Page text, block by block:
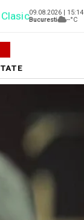
09.08.2026 | 15:14
Bucuresti
--°C